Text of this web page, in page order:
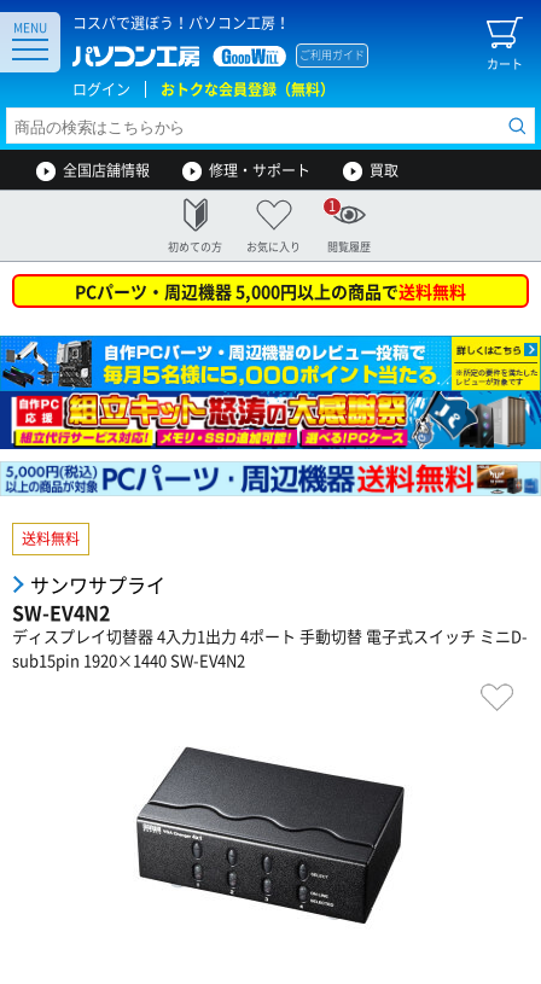
コスパで選ぼう！パソコン工房！
カート
ご利用ガイド
ログイン おトクな会員登録（無料）
MENU
全国店舗情報 修理・サポート 買取
初めての方 お気に入り 閲覧履歴
1
PCパーツ・周辺機器 5,000円以上の商品で送料無料
送料無料
サンワサプライ
SW-EV4N2
ディスプレイ切替器 4入力1出力 4ポート 手動切替 電子式スイッチ ミニD-
sub15pin 1920×1440 SW-EV4N2